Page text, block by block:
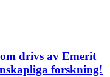
drivs av Emerit
forskning!